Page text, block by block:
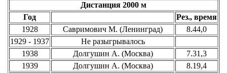
Дистанция 2000 м
Год
Рез., время
1928
Савримович М. (Ленинград)
8.44,0
1929 - 1937
Не разыгрывалось
1938
Долгушин А. (Москва)
7.31,3
1939
Долгушин А. (Москва)
8.19,4